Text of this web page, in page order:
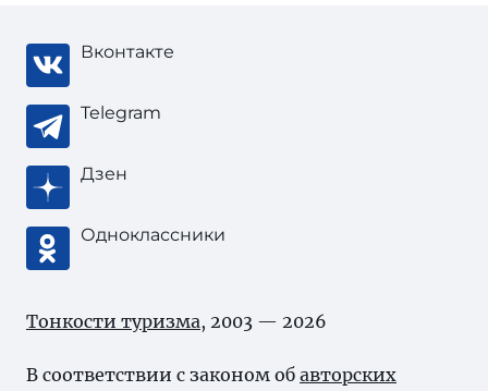
Вконтакте
Telegram
Дзен
Одноклассники
Тонкости туризма, 2003 — 2026
В соответствии с законом об авторских